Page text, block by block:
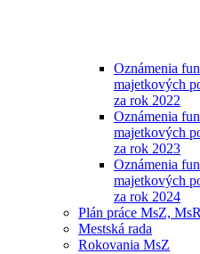
Oznámenia
majetkových
za rok 2022
Oznámenia
majetkových
za rok 2023
Oznámenia
majetkových
za rok 2024
Plán práce MsZ, MsR
Mestská rada
Rokovania MsZ